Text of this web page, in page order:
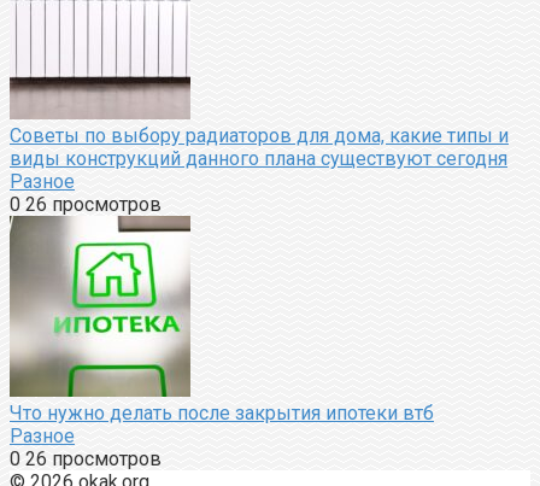
Советы по выбору радиаторов для дома, какие типы и
виды конструкций данного плана существуют сегодня
Разное
0 26 просмотров
Что нужно делать после закрытия ипотеки втб
Разное
0 26 просмотров